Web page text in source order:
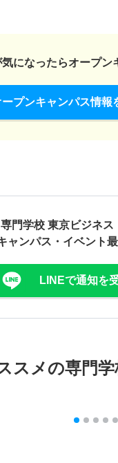
になったらオープン
ープンキャンパス情報
専門学校 東京ビジネス
ャンパス・ イベント
LINEで通知を
スメの専門学